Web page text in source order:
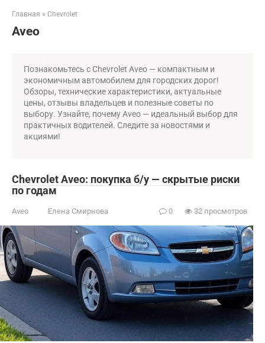
Главная » Chevrolet
Aveo
Познакомьтесь с Chevrolet Aveo — компактным и
экономичным автомобилем для городских дорог!
Обзоры, технические характеристики, актуальные
цены, отзывы владельцев и полезные советы по
выбору. Узнайте, почему Aveo — идеальный выбор для
практичных водителей. Следите за новостями и
акциями!
Chevrolet Aveo: покупка б/у — скрытые риски
по годам
Aveo Елена Смирнова 0 32 просмотров